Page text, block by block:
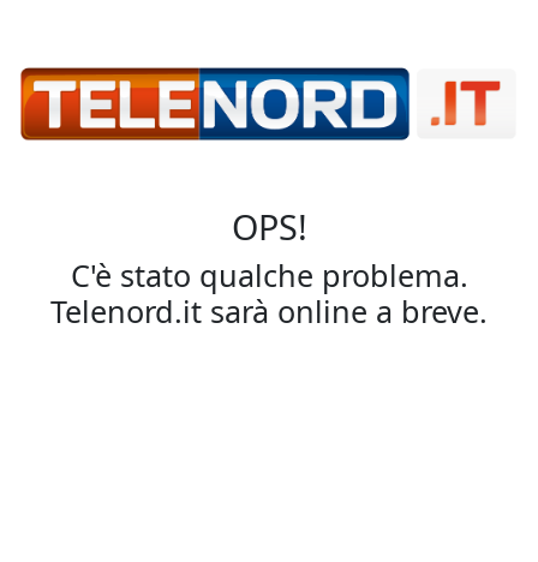
OPS!
C'è stato qualche problema.
Telenord.it sarà online a breve.